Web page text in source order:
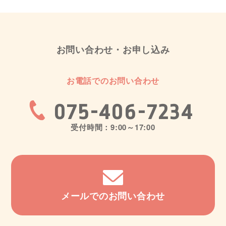
お問い合わせ・お申し込み
お電話でのお問い合わせ
075-406-7234
受付時間：9:00～17:00
メールでのお問い合わせ